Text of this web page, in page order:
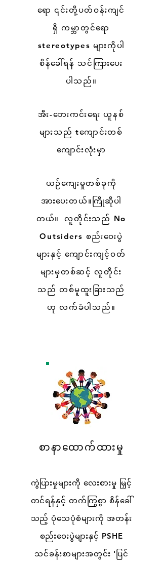
ရော ၎င်းတို့ပတ်ဝန်းကျင်
ရှိ ကမ္ဘာတွင်ရော
stereotypes များကိုပါ
စိန်ခေါ်ရန် သင်ကြားပေး
ပါသည်။
အီး-ဘေးကင်းရေး ယူနစ်
များသည် tကျောင်းတစ်
ကျောင်းလုံးမှာ
ယဉ်ကျေးမှုတစ်ခုကို
အားပေးတယ်။ကြိုဆိုပါ
တယ်။ လူတိုင်းသည် No
Outsiders စည်းဝေးပွဲ
များနှင့် ကျောင်းကျင့်ဝတ်
များမှတစ်ဆင့် လူတိုင်း
သည် တစ်မူထူးခြားသည်
ဟု လက်ခံပါသည်။
စာနာထောက်ထားမှု
ကွဲပြားမှုများကို လေးစားမှု မြှင့်
တင်ရန်နှင့် တက်ကြွစွာ စိန်ခေါ်
သည့် ပုံသေပုံစံများကို အတန်း
စည်းဝေးပွဲများနှင့် PSHE
သင်ခန်းစာများအတွင်း 'ပြင်